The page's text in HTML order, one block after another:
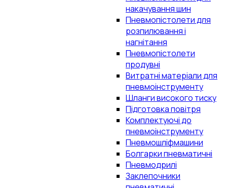
накачування шин
Пневмопістолети для
розпилювання і
нагнітання
Пневмопістолети
продувні
Витратні матеріали для
пневмоінструменту
Шланги високого тиску
Підготовка повітря
Комплектуючі до
пневмоінструменту
Пневмошліфмашини
Болгарки пневматичні
Пневмодрилі
Заклепочники